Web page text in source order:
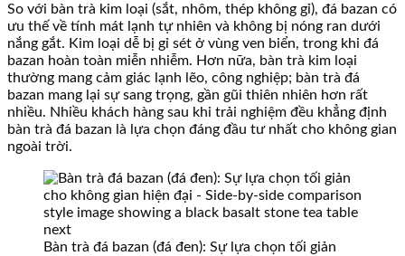
So với bàn trà kim loại (sắt, nhôm, thép không gỉ), đá bazan có
ưu thế về tính mát lạnh tự nhiên và không bị nóng ran dưới
nắng gắt. Kim loại dễ bị gỉ sét ở vùng ven biển, trong khi đá
bazan hoàn toàn miễn nhiễm. Hơn nữa, bàn trà kim loại
thường mang cảm giác lạnh lẽo, công nghiệp; bàn trà đá
bazan mang lại sự sang trọng, gần gũi thiên nhiên hơn rất
nhiều. Nhiều khách hàng sau khi trải nghiệm đều khẳng định
bàn trà đá bazan là lựa chọn đáng đầu tư nhất cho không gian
ngoài trời.
Bàn trà đá bazan (đá đen): Sự lựa chọn tối giản